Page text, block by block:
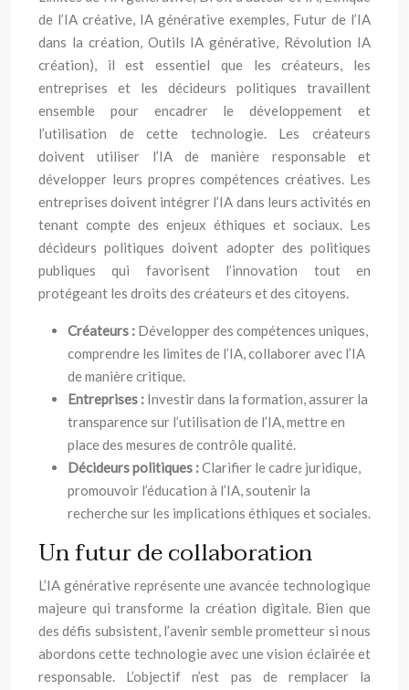
de l’IA créative, IA générative exemples, Futur de l’IA
dans la création, Outils IA générative, Révolution IA
création), il est essentiel que les créateurs, les
entreprises et les décideurs politiques travaillent
ensemble pour encadrer le développement et
l’utilisation de cette technologie. Les créateurs
doivent utiliser l’IA de manière responsable et
développer leurs propres compétences créatives. Les
entreprises doivent intégrer l’IA dans leurs activités en
tenant compte des enjeux éthiques et sociaux. Les
décideurs politiques doivent adopter des politiques
publiques qui favorisent l’innovation tout en
protégeant les droits des créateurs et des citoyens.
Créateurs : Développer des compétences uniques,
comprendre les limites de l’IA, collaborer avec l’IA
de manière critique.
Entreprises : Investir dans la formation, assurer la
transparence sur l’utilisation de l’IA, mettre en
place des mesures de contrôle qualité.
Décideurs politiques :Clarifier le cadre juridique,
promouvoir l’éducation à l’IA, soutenir la
recherche sur les implications éthiques et sociales.
Un futur de collaboration
L’IA générative représente une avancée technologique
majeure qui transforme la création digitale. Bien que
des défis subsistent, l’avenir semble prometteur si nous
abordons cette technologie avec une vision éclairée et
responsable. L’objectif n’est pas de remplacer la